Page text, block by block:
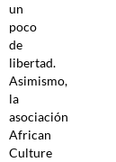
un
poco
de
libertad.
Asimismo,
la
asociación
African
Culture